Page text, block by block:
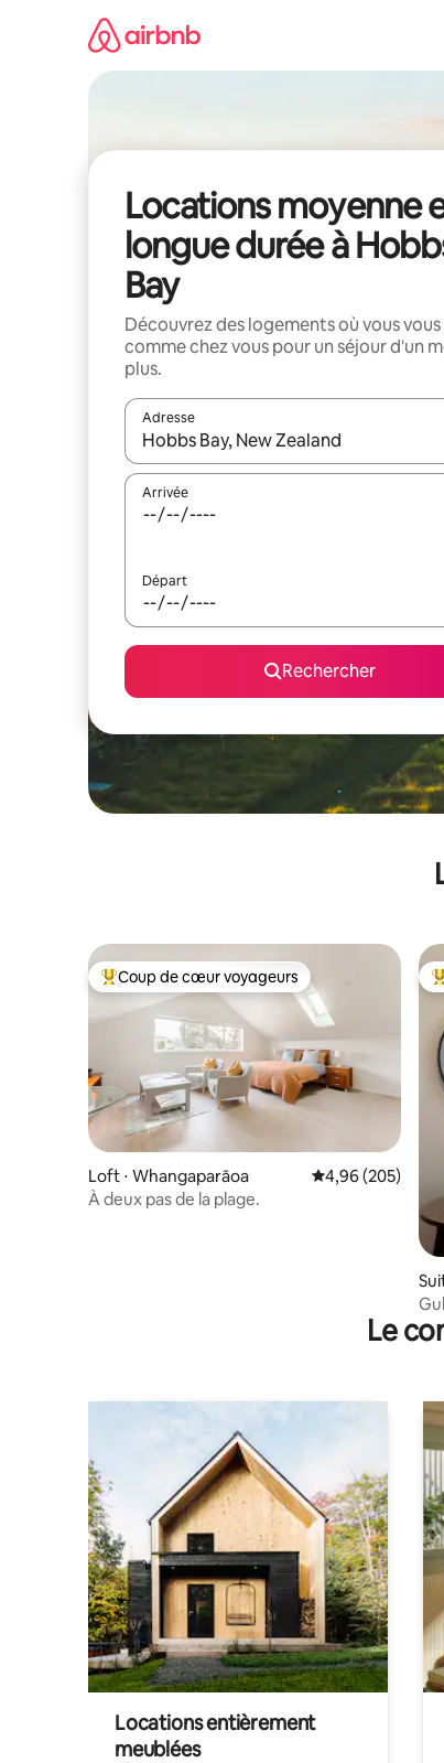
Locations moyenne
longue durée à
Bay
Découvrez des logements où vous
comme chez vous pour un séjour d'un
plus.
Adresse
Lorsque les résultats s'affichent, utilisez
Arrivée
Départ
Rechercher
Coups de cœur voyageurs les plus appréciés
Coup de cœur voyageurs
Loft ⋅ Whangaparāoa Évaluation
4,96 (205)
À deux pas de la plage.
Le
Locations entièrement
meublées